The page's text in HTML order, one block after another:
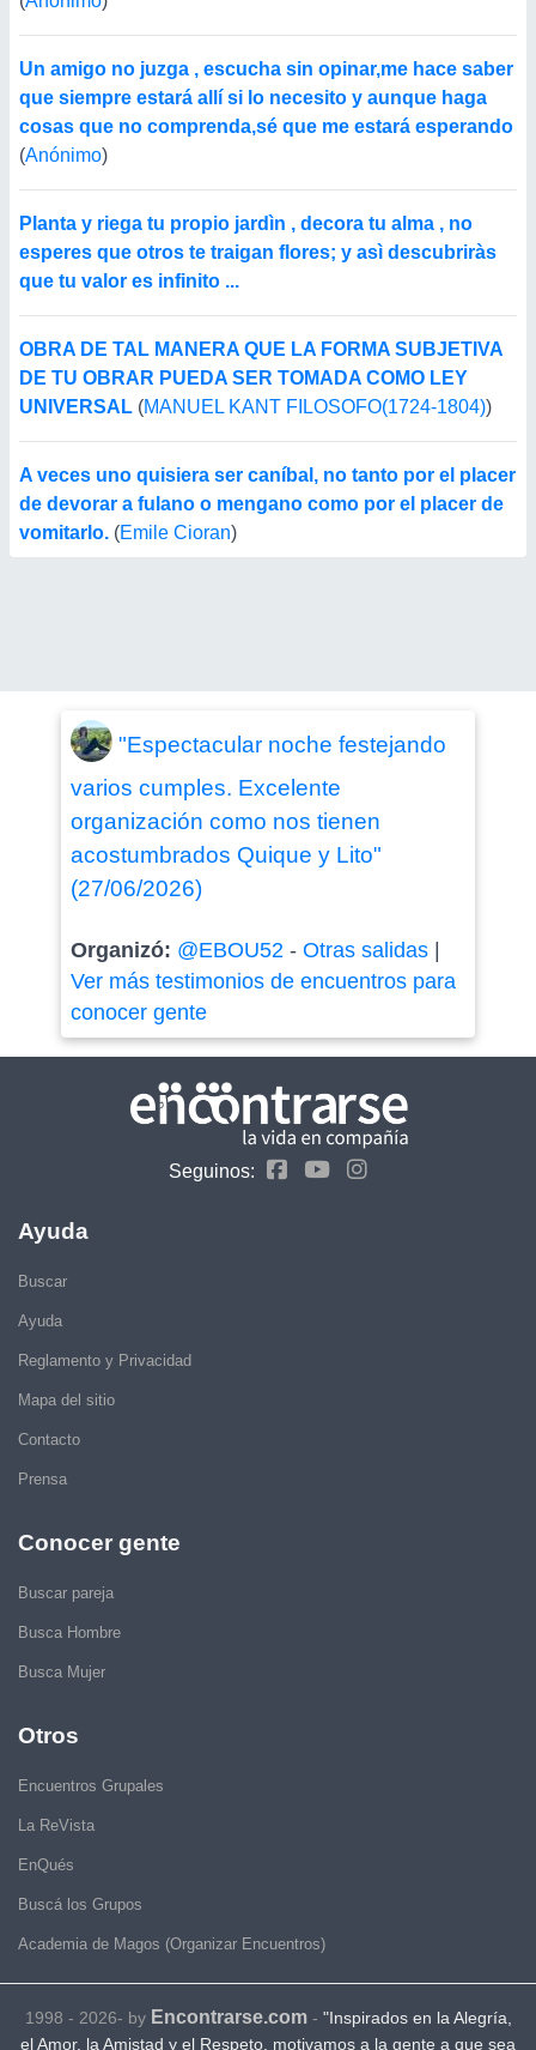
Un amigo no juzga , escucha sin opinar,me hace saber
que siempre estará allí si lo necesito y aunque haga
cosas que no comprenda,sé que me estará esperando
(Anónimo)
Planta y riega tu propio jardìn , decora tu alma , no
esperes que otros te traigan flores; y asì descubriràs
que tu valor es infinito ...
OBRA DE TAL MANERA QUE LA FORMA SUBJETIVA
DE TU OBRAR PUEDA SER TOMADA COMO LEY
UNIVERSAL (MANUEL KANT FILOSOFO(1724-1804))
A veces uno quisiera ser caníbal, no tanto por el placer
de devorar a fulano o mengano como por el placer de
vomitarlo. (Emile Cioran)
"Espectacular noche festejando
varios cumples. Excelente
organización como nos tienen
acostumbrados Quique y Lito"
(27/06/2026)
Organizó: @EBOU52- Otras salidas|
Ver más testimonios de encuentros para
conocer gente
Seguinos:
Ayuda
Buscar
Ayuda
Reglamento y Privacidad
Mapa del sitio
Contacto
Prensa
Conocer gente
Buscar pareja
Busca Hombre
Busca Mujer
Otros
Encuentros Grupales
La ReVista
EnQués
Buscá los Grupos
Academia de Magos (Organizar Encuentros)
1998 - 2026- by Encontrarse.com- "Inspirados en la Alegría,
el Amor, la Amistad y el Respeto, motivamos a la gente a que sea